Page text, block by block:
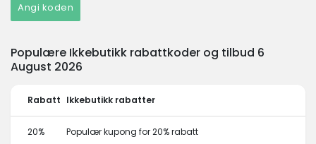
Angi koden
Populære Ikkebutikk rabattkoder og tilbud 6
August 2026
Rabatt Ikkebutikk rabatter
20% Populær kupong for 20% rabatt